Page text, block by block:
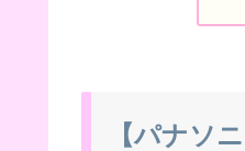
【パナソ